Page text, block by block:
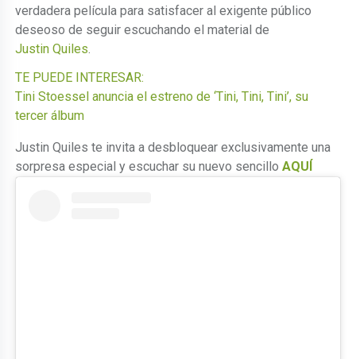
verdadera película para satisfacer al exigente público
deseoso de seguir escuchando el material de
Justin Quiles
TE PUEDE INTERESAR:
Tini Stoessel anuncia el estreno de ‘Tini, Tini, Tini’, su
tercer álbum
Justin Quiles te invita a desbloquear exclusivamente una
sorpresa especial y escuchar su nuevo sencilloAQUÍ